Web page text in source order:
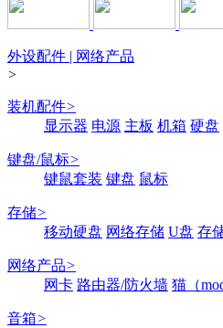
外设配件 | 网络产品
>
装机配件>
显示器 电源 主板 机箱 硬盘
键盘/鼠标>
键鼠套装 键盘 鼠标
存储>
移动硬盘 网络存储 U盘 存
网络产品>
网卡 路由器/防火墙 猫（
音箱>